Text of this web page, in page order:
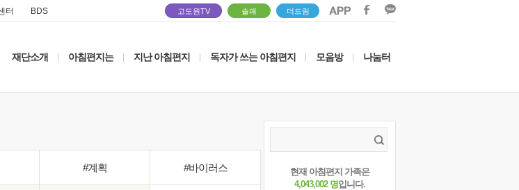
터 BDS 고도원TV 솔패 더드림
재단소개 아침편지는 지난 아침편지 독자가 쓰는 아침편지 모음방 나눔터
#계획 #바이러스
현재 아침편지 가족은
4,043,002 명입니다.